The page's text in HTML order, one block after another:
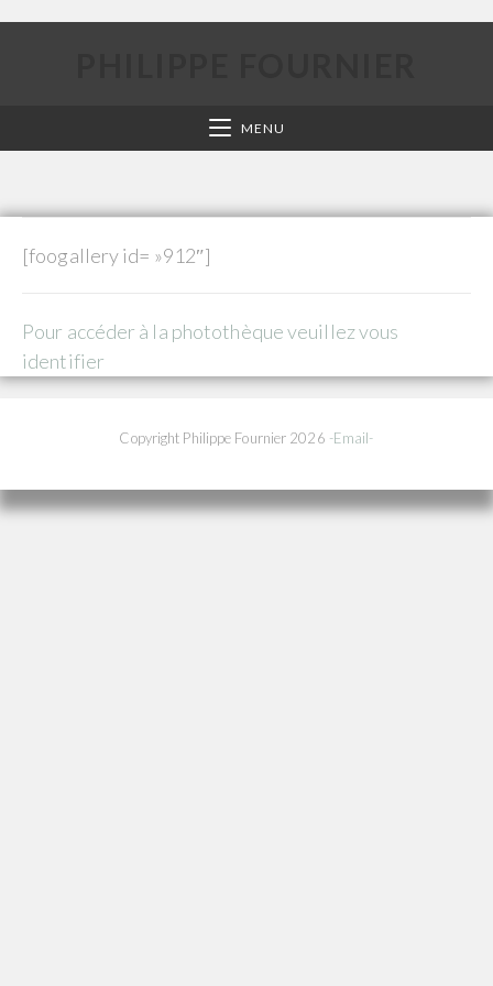
MENU
[foogallery id= »912″]
Pour accéder à la photothèque veuillez vous
identifier
Copyright Philippe Fournier 2026 -Email-